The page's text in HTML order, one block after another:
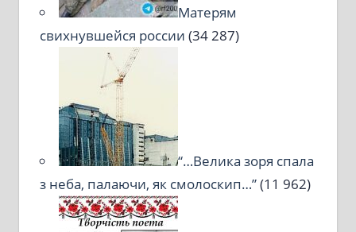
Матерям
свихнувшейся россии (34 287)
“…Велика зоря спала
з неба, палаючи, як смолоскип…”(11 962)